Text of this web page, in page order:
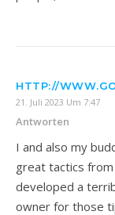
HTTP://
21. Juli 2023 Um 7:47
Antworten
I and also my
great tactics
developed a
owner for those